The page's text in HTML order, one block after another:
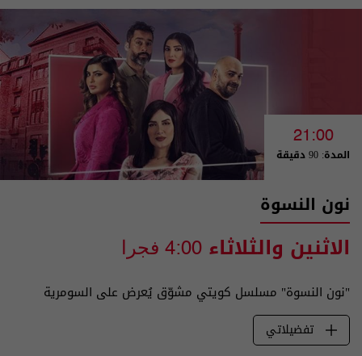
21:00
المدة: 90 دقيقة
نون النسوة
الاثنين والثلاثاء 4:00 فجرا
"نون النسوة" مسلسل كويتي مشوّق يُعرض على السومرية
تفضيلاتي